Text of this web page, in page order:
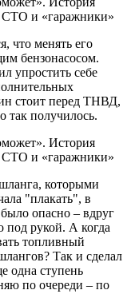
что менять его
бензонасосом.
упростить себе
стоит перед ТНВД,
так получилось.
которыми
"плакать", в
опасно – вдруг
под рукой. А когда
топливный
Так и сделал
одна ступень
по очереди – по